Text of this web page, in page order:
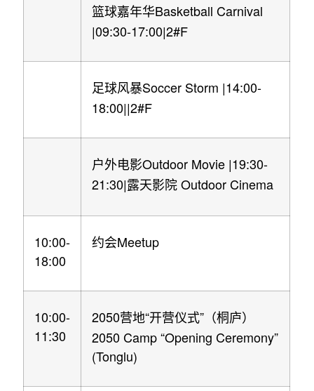
篮球嘉年华Basketball Carnival
|09:30-17:00|2#F
足球风暴Soccer Storm |14:00-
18:00||2#F
户外电影Outdoor Movie |19:30-
21:30|露天影院 Outdoor Cinema
10:00-
18:00
约会Meetup
10:00-
11:30
2050营地“开营仪式” （桐庐）
2050 Camp “Opening Ceremony”
(Tonglu)